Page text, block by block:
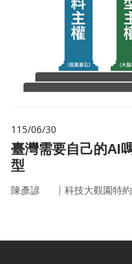
115/06/30
臺灣需要自己的AI
型
陳彥諺 ｜ 科技大觀園特